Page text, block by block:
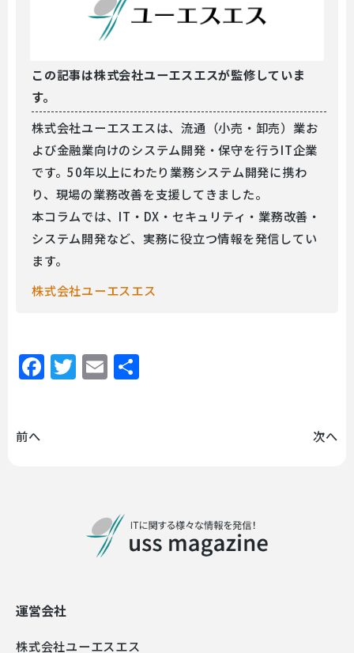
この記事は株式会社ユーエスエスが監修していま
す。
株式会社ユーエスエスは、流通（小売・卸売）業お
よび金融業向けのシステム開発・保守を行うIT企業
です。50年以上にわたり業務システム開発に携わ
り、現場の業務改善を支援してきました。
本コラムでは、IT・DX・セキュリティ・業務改善・
システム開発など、実務に役立つ情報を発信してい
ます。
株式会社ユーエスエス
Facebook
Twitter
Email
前へ 次へ
運営会社
株式会社ユーエスエス